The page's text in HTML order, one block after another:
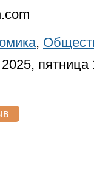
,
пятница